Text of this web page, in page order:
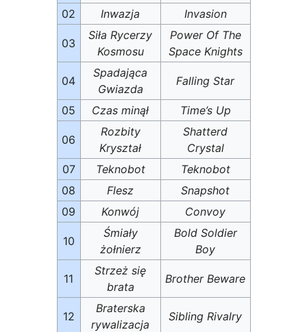
02 Inwazja Invasion
03
Siła Rycerzy
Kosmosu
Power Of The
Space Knights
04
Spadająca
Gwiazda
Falling Star
05 Czas minął Time’s Up
06
Rozbity
Kryształ
Shatterd
Crystal
07
Teknobot
Teknobot
08
Flesz
Snapshot
09
Konwój Convoy
10
Śmiały
żołnierz
Bold Soldier
Boy
11
Strzeż się
brata
Brother Beware
12
Braterska
rywalizacja
Sibling Rivalry